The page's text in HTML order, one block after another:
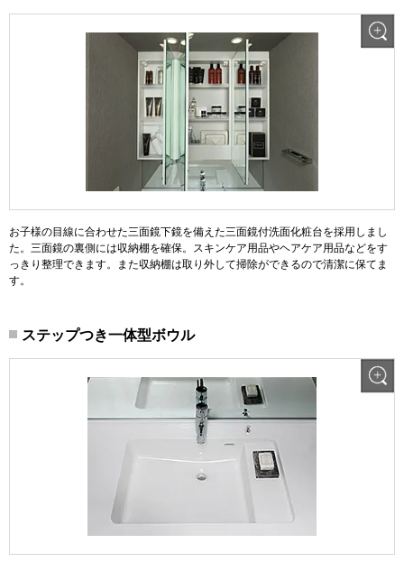
お子様の目線に合わせた三面鏡下鏡を備えた三面鏡付洗面化粧台を採用しまし
た。三面鏡の裏側には収納棚を確保。スキンケア用品やヘアケア用品などをす
っきり整理できます。また収納棚は取り外して掃除ができるので清潔に保てま
す。
ステップつき一体型ボウル